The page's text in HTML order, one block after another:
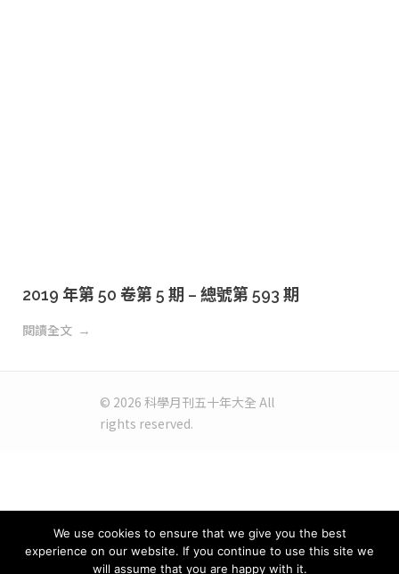
2019 年第 50 卷第 5 期 – 總號第 593 期
閱讀全文
© 2026 科學月刊五十年大全 All
rights reserved.
We use cookies to ensure that we give you the best
experience on our website. If you continue to use this site we
will assume that you are happy with it.